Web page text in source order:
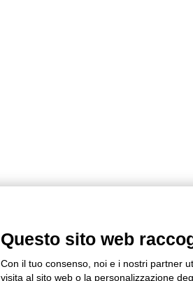
Questo sito web
Con il tuo consenso, noi e i nostri partner
visita al sito web o la personalizzazione